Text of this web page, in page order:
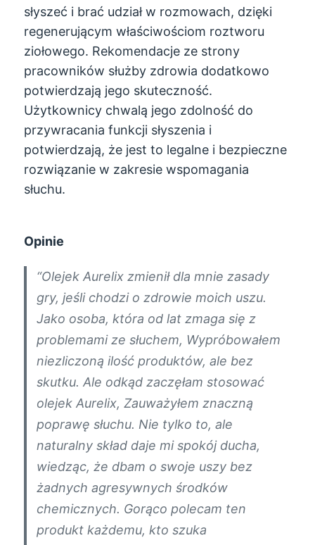
słyszeć i brać udział w rozmowach, dzięki
regenerującym właściwościom roztworu
ziołowego. Rekomendacje ze strony
pracowników służby zdrowia dodatkowo
potwierdzają jego skuteczność.
Użytkownicy chwalą jego zdolność do
przywracania funkcji słyszenia i
potwierdzają, że jest to legalne i bezpieczne
rozwiązanie w zakresie wspomagania
słuchu.
Opinie
“Olejek Aurelix zmienił dla mnie zasady
gry, jeśli chodzi o zdrowie moich uszu.
Jako osoba, która od lat zmaga się z
problemami ze słuchem, Wypróbowałem
niezliczoną ilość produktów, ale bez
skutku. Ale odkąd zaczęłam stosować
olejek Aurelix, Zauważyłem znaczną
poprawę słuchu. Nie tylko to, ale
naturalny skład daje mi spokój ducha,
wiedząc, że dbam o swoje uszy bez
żadnych agresywnych środków
chemicznych. Gorąco polecam ten
produkt każdemu, kto szuka